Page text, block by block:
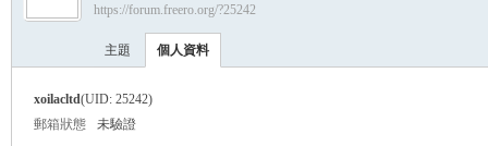
›
https://forum.freero.org/?25242
主題 個人資料
xoilacltd(UID: 25242)
郵箱狀態
未驗證